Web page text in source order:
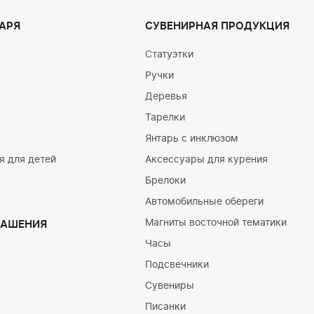
для детей
СУВЕНИРНАЯ ПРОДУКЦИЯ
Статуэтки
Ручки
Деревья
Тарелки
Янтарь с инклюзом
Аксессуары для курения
Брелоки
Автомобильные обереги
Магниты восточной тематики
Часы
Подсвечники
Сувениры
Писанки